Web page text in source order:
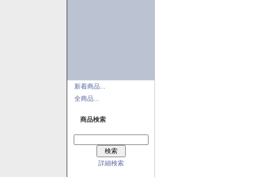
新着商品...
全商品...
商品検索
詳細検索